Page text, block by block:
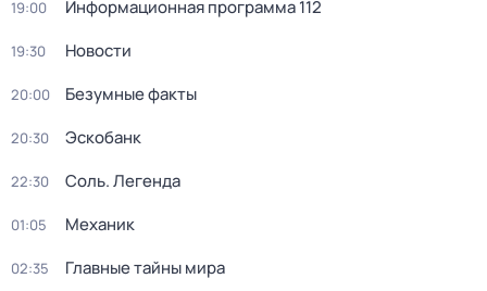
19:00 Информационная программа 112
19:30 Новости
20:00 Безумные факты
20:30 Эскобанк
22:30 Соль. Легенда
01:05 Механик
02:35 Главные тайны мира